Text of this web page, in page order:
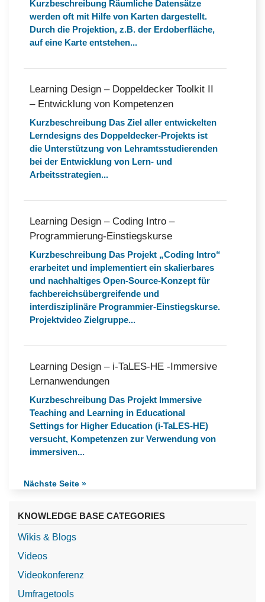
Kurzbeschreibung Räumliche Datensätze
werden oft mit Hilfe von Karten dargestellt.
Durch die Projektion, z.B. der Erdoberfläche,
auf eine Karte entstehen...
Learning Design – Doppeldecker Toolkit II
– Entwicklung von Kompetenzen
Kurzbeschreibung Das Ziel aller entwickelten
Lerndesigns des Doppeldecker-Projekts ist
die Unterstützung von Lehramtsstudierenden
bei der Entwicklung von Lern- und
Arbeitsstrategien...
Learning Design – Coding Intro –
Programmierung-Einstiegskurse
Kurzbeschreibung Das Projekt „Coding Intro“
erarbeitet und implementiert ein skalierbares
und nachhaltiges Open-Source-Konzept für
fachbereichsübergreifende und
interdisziplinäre Programmier-Einstiegskurse.
Projektvideo Zielgruppe...
Learning Design – i-TaLES-HE -Immersive
Lernanwendungen
Kurzbeschreibung Das Projekt Immersive
Teaching and Learning in Educational
Settings for Higher Education (i-TaLES-HE)
versucht, Kompetenzen zur Verwendung von
immersiven...
Nächste Seite »
KNOWLEDGE BASE CATEGORIES
Wikis & Blogs
Videos
Videokonferenz
Umfragetools